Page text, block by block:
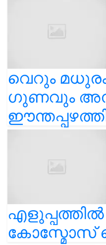
വെറും
ഗുണവും
എളുപ്പത്തിൽ
കോസ്മോസ്